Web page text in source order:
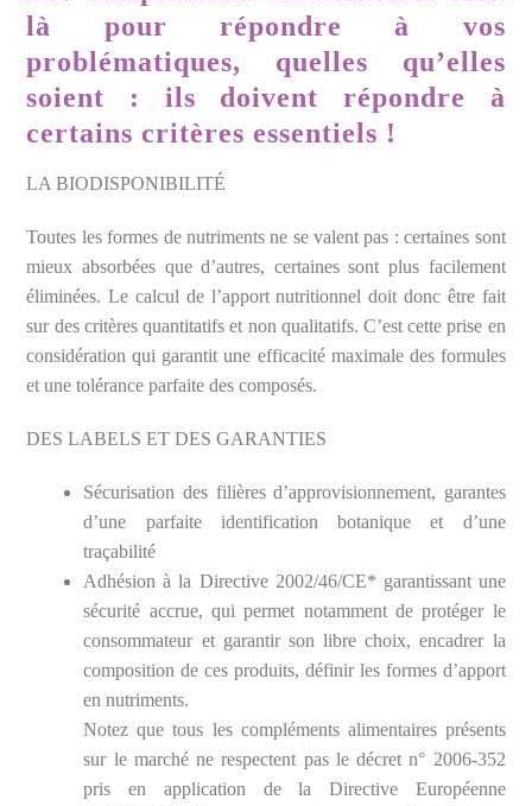
là pour répondre à vos
problématiques, quelles qu’elles
soient : ils doivent répondre à
certains critères essentiels !
LA BIODISPONIBILITÉ
Toutes les formes de nutriments ne se valent pas : certaines sont
mieux absorbées que d’autres, certaines sont plus facilement
éliminées. Le calcul de l’apport nutritionnel doit donc être fait
sur des critères quantitatifs et non qualitatifs. C’est cette prise en
considération qui garantit une efficacité maximale des formules
et une tolérance parfaite des composés.
DES LABELS ET DES GARANTIES
Sécurisation des filières d’approvisionnement, garantes
d’une parfaite identification botanique et d’une
traçabilité
Adhésion à la Directive 2002/46/CE* garantissant une
sécurité accrue, qui permet notamment de protéger le
consommateur et garantir son libre choix, encadrer la
composition de ces produits, définir les formes d’apport
en nutriments.
Notez que tous les compléments alimentaires présents
sur le marché ne respectent pas le décret n° 2006-352
pris en application de la Directive Européenne